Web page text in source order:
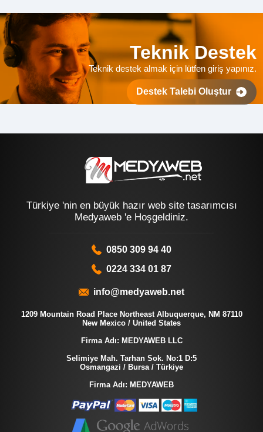
Teknik Destek
Teknik destek almak için lütfen giriş yapınız.
Destek Talebi Oluştur
Türkiye 'nin en büyük hazır web site tasarımcısı
Medyaweb 'e Hoşgeldiniz.
0850 309 94 40
0224 334 01 87
info@medyaweb.net
1209 Mountain Road Place Northeast Albuquerque, NM 87110
New Mexico / United States
Firma Adı: MEDYAWEB LLC
Selimiye Mah. Tarhan Sok. No:1 D:5
Osmangazi / Bursa / Türkiye
Firma Adı: MEDYAWEB